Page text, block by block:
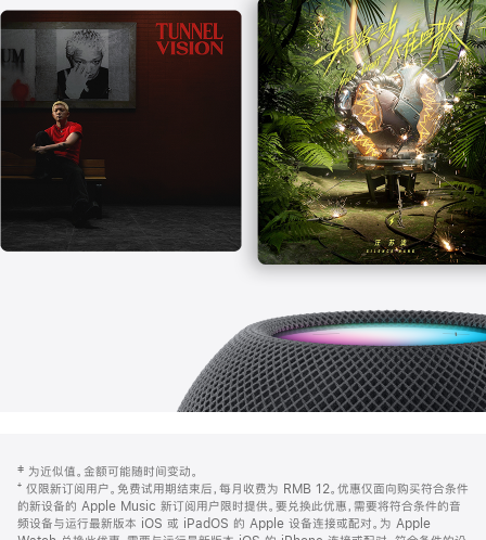
口
中
打
开)
页
页
脚
注
‡ 为近似值。金额可能随时间变动。
⁺ 仅限新订阅用户。免费试用期结束后，每月收费为 RMB 12。优惠仅面向购买符合条件
的新设备的 Apple Music 新订阅用户限时提供。要兑换此优惠，需要将符合条件的音
频设备与运行最新版本 iOS 或 iPadOS 的 Apple 设备连接或配对。为 Apple